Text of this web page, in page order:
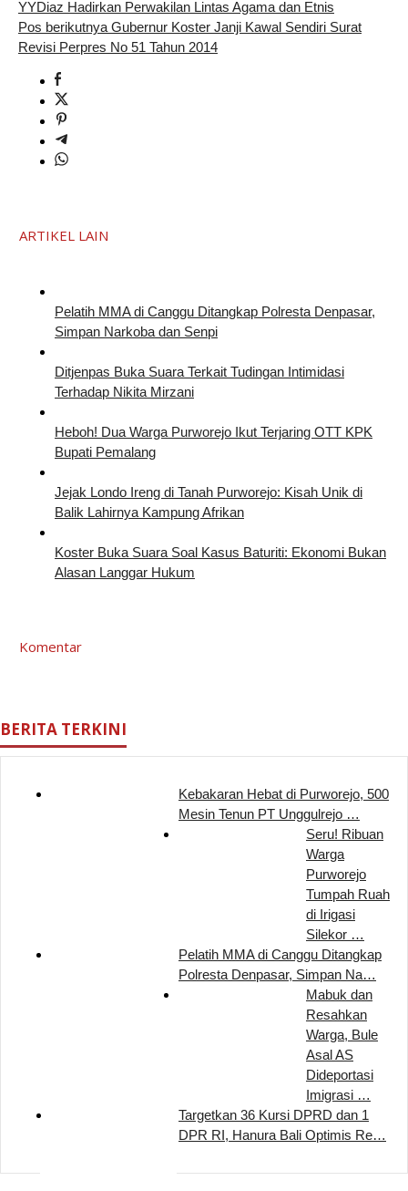
YYDiaz Hadirkan Perwakilan Lintas Agama dan Etnis
Pos berikutnyaGubernur Koster Janji Kawal Sendiri Surat
Revisi Perpres No 51 Tahun 2014
ARTIKEL LAIN
Pelatih MMA di Canggu Ditangkap Polresta Denpasar,
Simpan Narkoba dan Senpi
Ditjenpas Buka Suara Terkait Tudingan Intimidasi
Terhadap Nikita Mirzani
Heboh! Dua Warga Purworejo Ikut Terjaring OTT KPK
Bupati Pemalang
Jejak Londo Ireng di Tanah Purworejo: Kisah Unik di
Balik Lahirnya Kampung Afrikan
Koster Buka Suara Soal Kasus Baturiti: Ekonomi Bukan
Alasan Langgar Hukum
Komentar
BERITA TERKINI
Kebakaran Hebat di Purworejo, 500
Mesin Tenun PT Unggulrejo …
Seru! Ribuan
Warga
Purworejo
Tumpah Ruah
di Irigasi
Silekor …
Pelatih MMA di Canggu Ditangkap
Polresta Denpasar, Simpan Na…
Mabuk dan
Resahkan
Warga, Bule
Asal AS
Dideportasi
Imigrasi …
Targetkan 36 Kursi DPRD dan 1
DPR RI, Hanura Bali Optimis Re…